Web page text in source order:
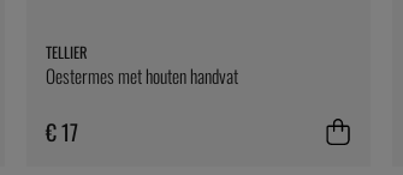
TELLIER
Oestermes met houten handvat
€ 17